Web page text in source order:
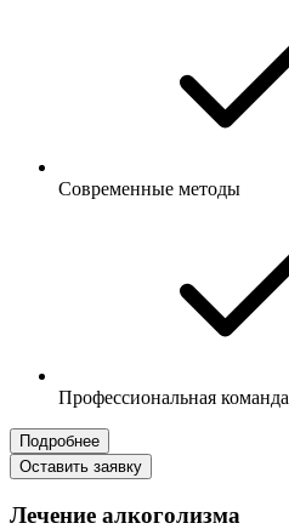
Современные методы
Профессиональная команда
Подробнее
Оставить заявку
Лечение алкоголизма